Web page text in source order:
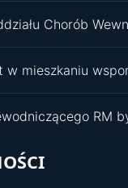
Chorób
w mieszkaniu